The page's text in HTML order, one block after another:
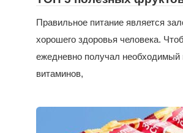
Правильное питание является
хорошего здоровья человека.
ежедневно получал необходимый
витаминов,